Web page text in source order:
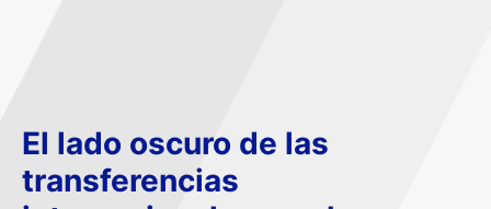
El lado oscuro de las
transferencias